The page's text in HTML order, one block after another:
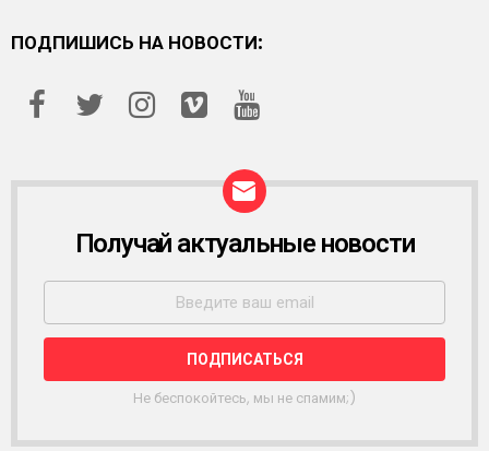
ПОДПИШИСЬ НА НОВОСТИ:
С
Ы
Л
К
Получай актуальные новости
Не беспокойтесь, мы не спамим;)